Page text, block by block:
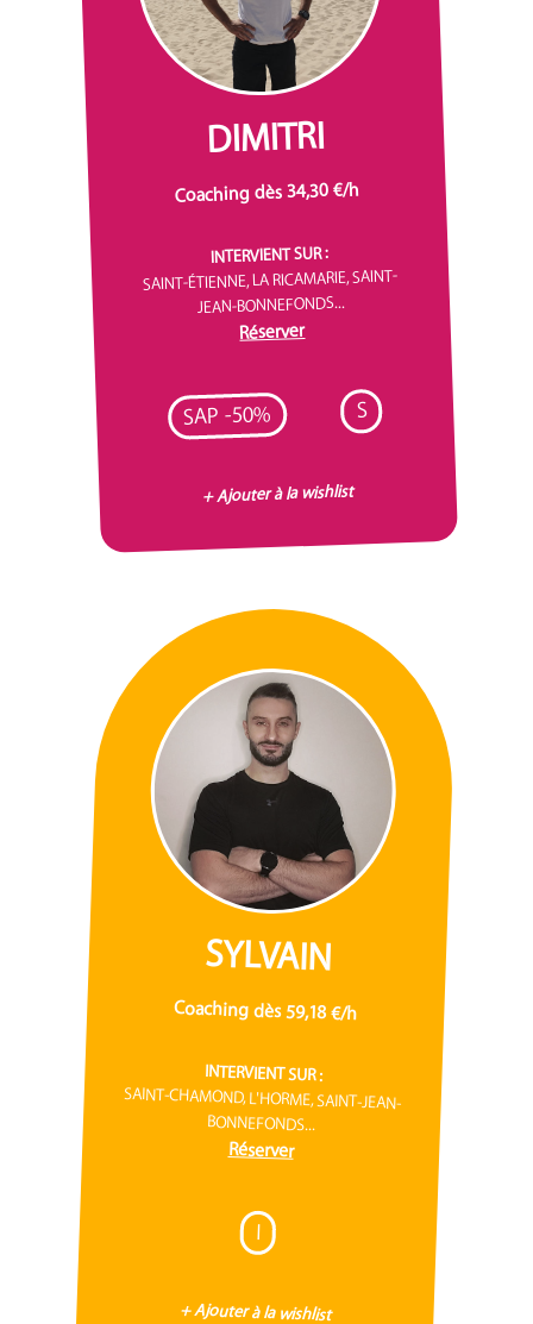
DIMITRI
Coaching dès 34,30 €/h
INTERVIENT SUR :
SAINT-ÉTIENNE, LA RICAMARIE, SAINT-
JEAN-BONNEFONDS...
Réserver
SAP -50% S
+ Ajouter à la wishlist
SYLVAIN
Coaching dès 59,18 €/h
INTERVIENT SUR :
SAINT-CHAMOND, L'HORME, SAINT-JEAN-
BONNEFONDS...
Réserver
I
+ Ajouter à la wishlist